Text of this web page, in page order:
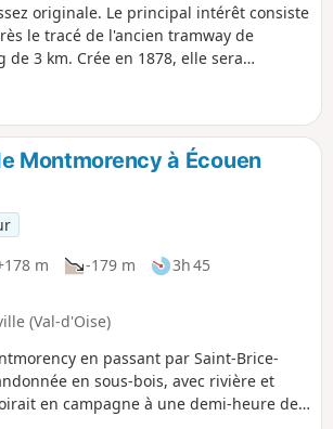
originale. Le principal intérêt consiste
le tracé de l'ancien tramway de
de 3 km. Crée en 1878, elle sera
Ce parcours urbain permettra aux
de garder la mémoire de ce
Montmorency à Écouen
m -179 m
3h 45
(Val-d'Oise)
en passant par Saint-Brice-
en sous-bois, avec rivière et
en campagne à une demi-heure de